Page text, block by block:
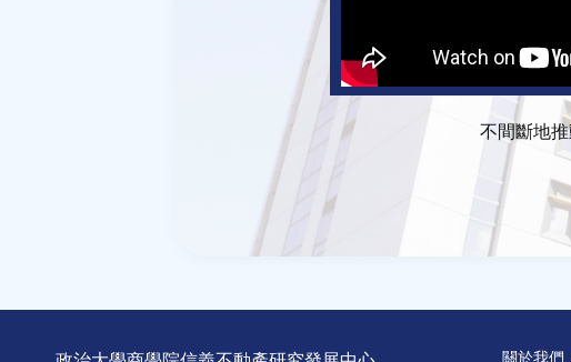
不間斷地
關於我們